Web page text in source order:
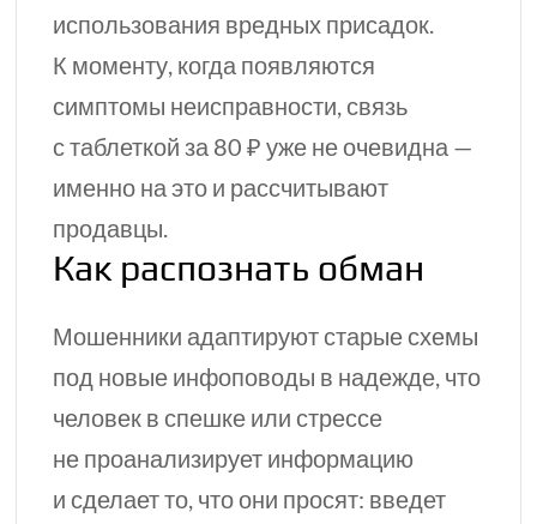
использования вредных присадок.
К моменту, когда появляются
симптомы неисправности, связь
с таблеткой за 80 ₽ уже не очевидна —
именно на это и рассчитывают
продавцы.
Как распознать обман
Мошенники адаптируют старые схемы
под новые инфоповоды в надежде, что
человек в спешке или стрессе
не проанализирует информацию
и сделает то, что они просят: введет